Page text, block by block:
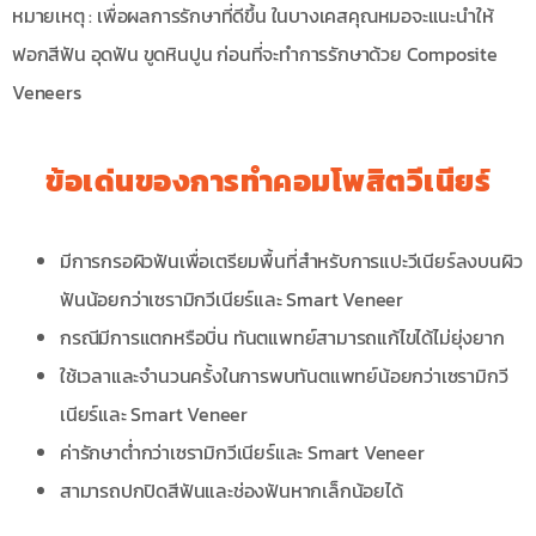
หมายเหตุ : เพื่อผลการรักษาที่ดีขึ้น ในบางเคสคุณหมอจะแนะนำให้
ฟอกสีฟัน อุดฟัน ขูดหินปูน ก่อนที่จะทำการรักษาด้วย Composite
Veneers
ข้อเด่นของการทำคอมโพสิตวีเนียร์
มีการกรอผิวฟันเพื่อเตรียมพื้นที่สำหรับการแปะวีเนียร์ลงบนผิว
ฟันน้อยกว่าเซรามิกวีเนียร์และ Smart Veneer
กรณีมีการแตกหรือบิ่น ทันตแพทย์สามารถแก้ไขได้ไม่ยุ่งยาก
ใช้เวลาและจำนวนครั้งในการพบทันตแพทย์น้อยกว่าเซรามิกวี
เนียร์และ Smart Veneer
ค่ารักษาต่ำกว่าเซรามิกวีเนียร์และ Smart Veneer
สามารถปกปิดสีฟันและช่องฟันหากเล็กน้อยได้